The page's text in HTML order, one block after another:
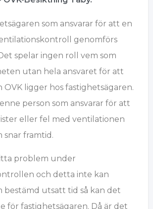
som ansvarar för att en
genomförs
spelar ingen roll vem som
utan hela ansvaret för att
OVK ligger hos fastighetsägaren.
person som ansvarar för att
eller fel med ventilationen
snar framtid.
problem under
och detta inte kan
bestämd utsatt tid så kan det
för fastighetsägaren. Då är det